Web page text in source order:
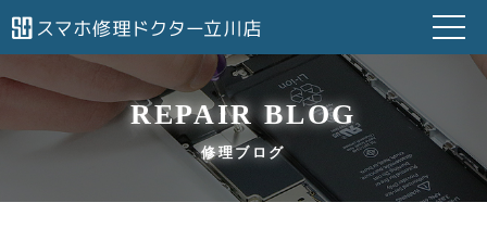
REPAIR BLOG
修理ブログ